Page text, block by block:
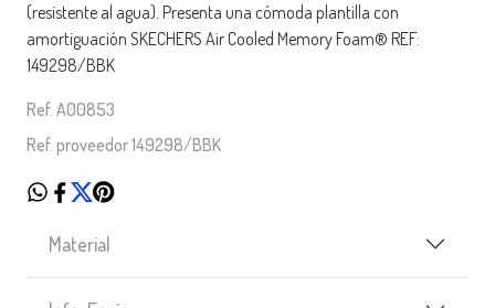
(resistente al agua). Presenta una cómoda plantilla con
amortiguación SKECHERS Air Cooled Memory Foam® REF:
149298/BBK
Ref. A00853
Ref. proveedor 149298/BBK
Material